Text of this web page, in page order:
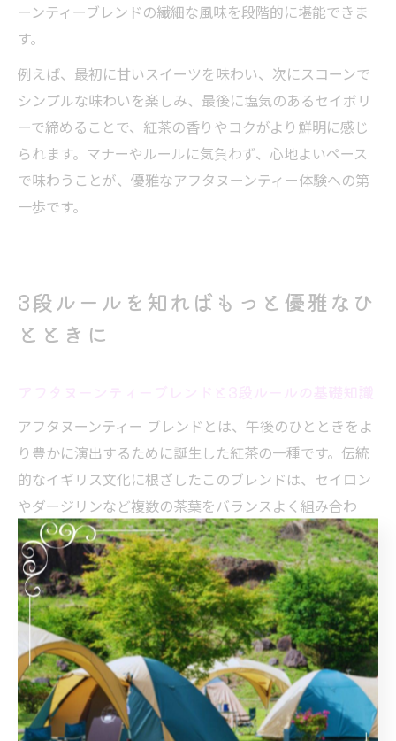
ーンティーブレンドの繊細な風味を段階的に堪能できま
す。
例えば、最初に甘いスイーツを味わい、次にスコーンで
シンプルな味わいを楽しみ、最後に塩気のあるセイボリ
ーで締めることで、紅茶の香りやコクがより鮮明に感じ
られます。マナーやルールに気負わず、心地よいペース
で味わうことが、優雅なアフタヌーンティー体験への第
一歩です。
3段ルールを知ればもっと優雅なひ
とときに
アフタヌーンティー ブレンドとは、午後のひとときをよ
り豊かに演出するために誕生した紅茶の一種です。伝統
的なイギリス文化に根ざしたこのブレンドは、セイロン
やダージリンなど複数の茶葉をバランスよく組み合わ
せ、ミルクにも合う深いコクと芳醇な香りが特徴です。
ティーバッグやリーフタイプなど、さまざまな形態で楽
しめるのも魅力の一つです。
アフタヌーンティーには「3段ルール」と呼ばれるサーブ
方法があり、下段から順にセイボリー、中段にスコー
ン、上段にスイーツを配置するのが基本とされていま
す。これは味や食感のバランスを考慮した伝統的なスタ
イルで、紅茶との相性も計算されています。